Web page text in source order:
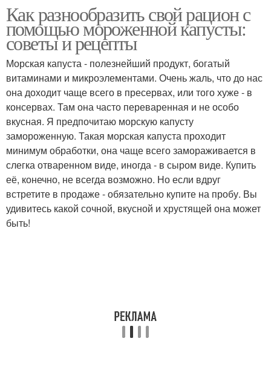
Рулет из мороженной
капусты
Гарнир из мороженной
капусты
Квашеная капуста
Капусты в домашних
условиях
Как разнообразить свой рацион с
помощью мороженной капусты:
советы и рецепты
Морская капуста - полезнейший продукт, богатый
витаминами и микроэлементами. Очень жаль, что до нас
она доходит чаще всего в пресервах, или того хуже - в
консервах. Там она часто переваренная и не особо
вкусная. Я предпочитаю морскую капусту
замороженную. Такая морская капуста проходит
минимум обработки, она чаще всего замораживается в
слегка отваренном виде, иногда - в сыром виде. Купить
её, конечно, не всегда возможно. Но если вдруг
встретите в продаже - обязательно купите на пробу. Вы
удивитесь какой сочной, вкусной и хрустящей она может
быть!